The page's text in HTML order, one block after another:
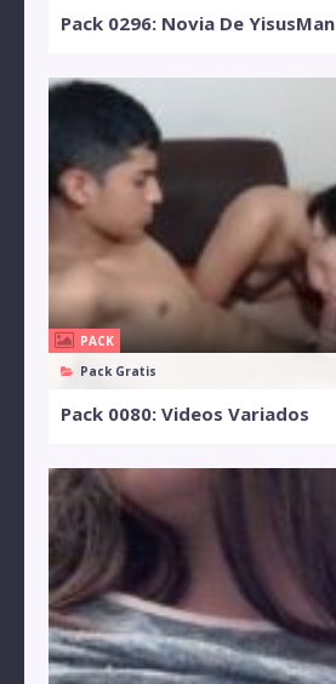
Pack 0296: Novia De YisusMan
PACK
Pack Gratis
Pack 0080: Videos Variados